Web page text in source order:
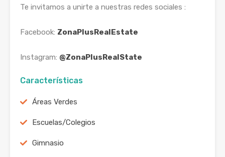
Te invitamos a unirte a nuestras redes sociales :
Facebook: ZonaPlusRealEstate
Instagram: @ZonaPlusRealState
Características
Áreas Verdes
Escuelas/Colegios
Gimnasio